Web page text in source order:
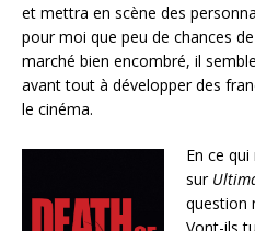
et mettra en scène des
pour moi que peu de chances
marché bien encombré, il
avant tout à développer des
le cinéma.
En ce
sur
question